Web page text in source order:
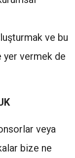
ve bu
vermek de
veya
bize ne